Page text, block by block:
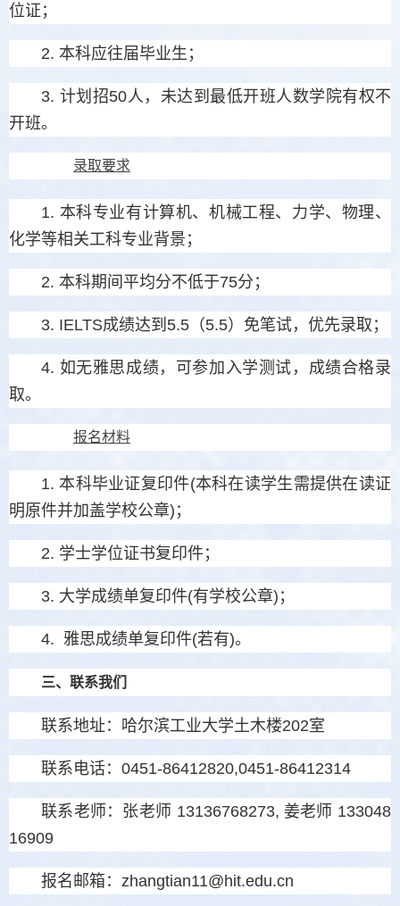
位证；
2. 本科应往届毕业生；
3. 计划招50人，未达到最低开班人数学院有权不
开班。
录取要求
1. 本科专业有计算机、机械工程、力学、物理、
化学等相关工科专业背景；
2. 本科期间平均分不低于75分；
3. IELTS成绩达到5.5（5.5）免笔试，优先录取；
4. 如无雅思成绩，可参加入学测试，成绩合格录
取。
报名材料
1. 本科毕业证复印件(本科在读学生需提供在读证
明原件并加盖学校公章)；
2. 学士学位证书复印件；
3. 大学成绩单复印件(有学校公章)；
4. 雅思成绩单复印件(若有)。
三、联系我们
联系地址：哈尔滨工业大学土木楼202室
联系电话：0451-86412820,0451-86412314
联系老师：张老师 13136768273, 姜老师 133048
16909
报名邮箱：zhangtian11@hit.edu.cn